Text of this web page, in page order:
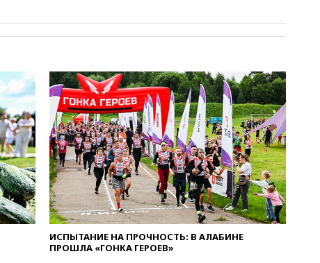
сбитых на подлете к Москве
российскими регионами
вчера, 08:16Лукашенко
призвал белорусов покупать
избы в селах
вчера, 07:30
Нигерия стала
крупнейшим поставщиком
авиатоплива в Европу
вчера, 06:30США и Колумбия
обсуждают координацию
усилий против наркотрафика
вчера, 05:30ВМС Испании
усилили присутствие в Сеуте
ИСПЫТАНИЕ НА ПРОЧНОСТЬ: В АЛАБИНЕ
ПРОШЛА «ГОНКА ГЕРОЕВ»